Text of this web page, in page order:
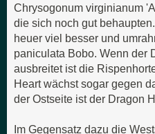
Chrysogonum virginianum
die sich noch gut
heuer viel besser und
paniculata Bobo. Wenn der
ausbreitet ist die
Heart wächst sogar gegen
der Ostseite ist der Dragon
Im Gegensatz dazu die